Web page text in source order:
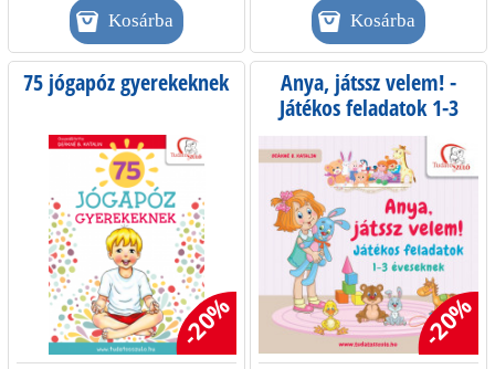
75 jógapóz gyerekeknek
-20%
Anya, játssz velem! -
Játékos feladatok 1-3
éveseknek
-20%